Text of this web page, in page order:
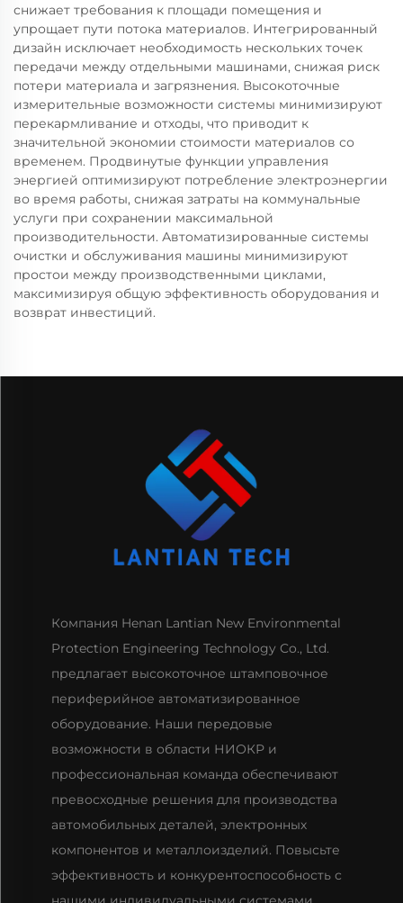
снижает требования к площади помещения и
упрощает пути потока материалов. Интегрированный
дизайн исключает необходимость нескольких точек
передачи между отдельными машинами, снижая риск
потери материала и загрязнения. Высокоточные
измерительные возможности системы минимизируют
перекармливание и отходы, что приводит к
значительной экономии стоимости материалов со
временем. Продвинутые функции управления
энергией оптимизируют потребление электроэнергии
во время работы, снижая затраты на коммунальные
услуги при сохранении максимальной
производительности. Автоматизированные системы
очистки и обслуживания машины минимизируют
простои между производственными циклами,
максимизируя общую эффективность оборудования и
возврат инвестиций.
Компания Henan Lantian New Environmental
Protection Engineering Technology Co., Ltd.
предлагает высокоточное штамповочное
периферийное автоматизированное
оборудование. Наши передовые
возможности в области НИОКР и
профессиональная команда обеспечивают
превосходные решения для производства
автомобильных деталей, электронных
компонентов и металлоизделий. Повысьте
эффективность и конкурентоспособность с